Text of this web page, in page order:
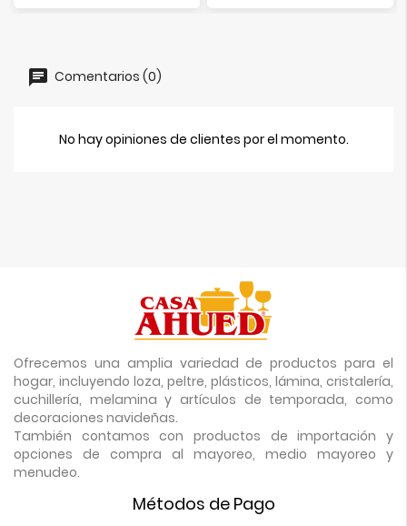
Comentarios (0)
No hay opiniones de clientes por el momento.
Ofrecemos una amplia variedad de productos para el
hogar, incluyendo loza, peltre, plásticos, lámina, cristalería,
cuchillería, melamina y artículos de temporada, como
decoraciones navideñas.
También contamos con productos de importación y
opciones de compra al mayoreo, medio mayoreo y
menudeo.
Métodos de Pago